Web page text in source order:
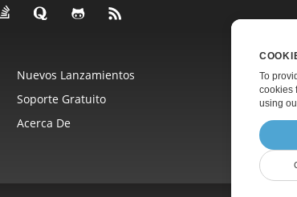
Nuevos Lanzamientos
Soporte Gratuito
Acerca De
To
cookies
using